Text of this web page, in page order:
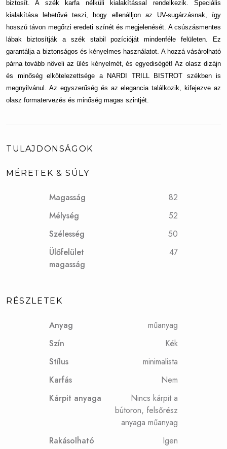
biztosít. A szék karfa nélküli kialakítással rendelkezik. Speciális
kialakítása lehetővé teszi, hogy ellenálljon az UV-sugárzásnak, így
hosszú távon megőrzi eredeti színét és megjelenését. A csúszásmentes
lábak biztosítják a szék stabil pozícióját mindenféle felületen. Ez
garantálja a biztonságos és kényelmes használatot. A hozzá vásárolható
párna tovább növeli az ülés kényelmét, és egyediségét! Az olasz dizájn
és minőség elkötelezettsége a NARDI TRILL BISTROT székben is
megnyilvánul. Az egyszerűség és az elegancia találkozik, kifejezve az
olasz formatervezés és minőség magas szintjét.
TULAJDONSÁGOK
MÉRETEK & SÚLY
Magasság
82
Mélység
52
Szélesség
50
Ülőfelület
magasság
47
RÉSZLETEK
Anyag
műanyag
Szín
Kék
Stílus
minimalista
Karfás
Nem
Kárpit anyaga
Nincs kárpit a
bútoron, felsőrész
anyaga műanyag
Rakásolható
Igen